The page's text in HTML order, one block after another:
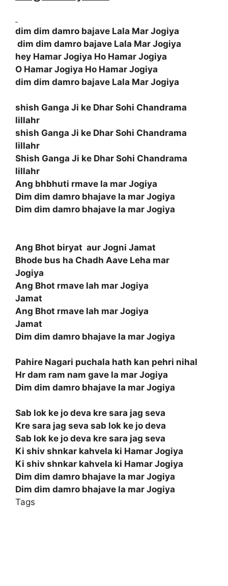
dim dim damro bajave Lala Mar Jogiya
dim dim damro bajave Lala Mar Jogiya
hey Hamar Jogiya Ho Hamar Jogiya
O Hamar Jogiya Ho Hamar Jogiya
dim dim damro bajave Lala Mar Jogiya
shish Ganga Ji ke Dhar Sohi Chandrama
lillahr
shish Ganga Ji ke Dhar Sohi Chandrama
lillahr
Shish Ganga Ji ke Dhar Sohi Chandrama
lillahr
Ang bhbhuti rmave la mar Jogiya
Dim dim damro bhajave la mar Jogiya
Dim dim damro bhajave la mar Jogiya
Ang Bhot biryat aur Jogni Jamat
Bhode bus ha Chadh Aave Leha mar
Jogiya
Ang Bhot rmave lah mar Jogiya
Jamat
Ang Bhot rmave lah mar Jogiya
Jamat
Dim dim damro bhajave la mar Jogiya
Pahire Nagari puchala hath kan pehri nihal
Hr dam ram nam gave la mar Jogiya
Dim dim damro bhajave la mar Jogiya
Sab lok ke jo deva kre sara jag seva
Kre sara jag seva sab lok ke jo deva
Sab lok ke jo deva kre sara jag seva
Ki shiv shnkar kahvela ki Hamar Jogiya
Ki shiv shnkar kahvela ki Hamar Jogiya
Dim dim damro bhajave la mar Jogiya
Dim dim damro bhajave la mar Jogiya
Tags